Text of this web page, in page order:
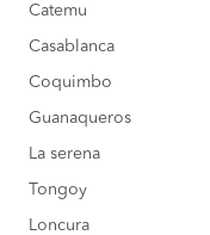
Catemu
Casablanca
Coquimbo
Guanaqueros
La serena
Tongoy
Loncura